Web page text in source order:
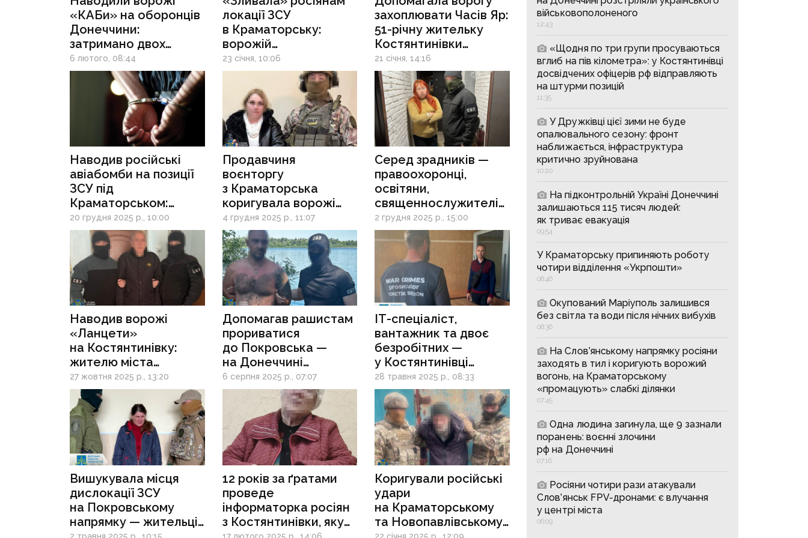
«КАБи» на оборонців
Донеччини:
затримано двох
інформаторів росіян
6 лютого, 08:44
локації ЗСУ
в Краматорську:
ворожій
коригувальниці
загрожує довічне
23 січня, 10:06
захоплювати Часів Яр:
51-річну жительку
Костянтинівки
засуджено
за держзраду
21 січня, 14:16
Наводив російські
авіабомби на позиції
ЗСУ під
Краматорськом:
інформатор росіян
отримав 15 років
тюрми за держзраду
20 грудня 2025 р., 10:00
Продавчиня
воєнторгу
з Краматорська
коригувала ворожі
атаки по місту
4 грудня 2025 р., 11:07
Серед зрадників —
правоохоронці,
освітяни,
священнослужителі
та безробітні: скільки
колаборантів та
інформаторів
рф виявлено
на Донеччині?
2 грудня 2025 р., 15:00
Наводив ворожі
«Ланцети»
на Костянтинівку:
жителю міста
загрожує в’язниця
за співпрацю
з росіянами
27 жовтня 2025 р., 13:20
Допомагав рашистам
прориватися
до Покровська —
на Донеччині
затримано ворожого
корегувальника
6 серпня 2025 р., 07:07
ІТ-спеціаліст,
вантажник та двоє
безробітних —
у Костянтинівці
викрито агентурну
мережу фсб, яка
наводила ракетні
удари на місто
28 травня 2025 р., 08:33
Вишукувала місця
дислокації ЗСУ
на Покровському
напрямку — жительці
2 травня 2025 р., 10:15
12 років за ґратами
проведе
інформаторка росіян
з Костянтинівки, яку
17 лютого 2025 р., 14:06
Коригували російські
удари
на Краматорському
та Новопавлівському
22 січня 2025 р., 12:09
військовополоненого
12:43
«Щодня по три групи просуваються
вглиб на пів кілометра»: у Костянтинівці
досвідчених офіцерів рф відправляють
на штурми позицій
11:35
У Дружківці цієї зими не буде
опалювального сезону: фронт
наближається, інфраструктура
критично зруйнована
10:20
На підконтрольній Україні Донеччині
залишаються 115 тисяч людей:
як триває евакуація
09:54
У Краматорську припиняють роботу
чотири відділення «Укрпошти»
08:46
Окупований Маріуполь залишився
без світла та води після нічних вибухів
08:36
На Слов’янському напрямку росіяни
заходять в тил і коригують ворожий
вогонь, на Краматорському
«промацують» слабкі ділянки
07:45
Одна людина загинула, ще 9 зазнали
поранень: воєнні злочини
рф на Донеччині
07:16
Росіяни чотири рази атакували
Слов’янськ FPV-дронами: є влучання
у центрі міста
06:09